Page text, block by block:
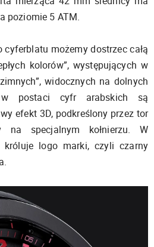
poziomie 5 ATM.
możemy dostrzec całą
kolorów”, występujących w
widocznych na dolnych
w postaci cyfr arabskich są
efekt 3D, podkreślony przez tor
na specjalnym kołnierzu. W
króluje logo marki, czyli czarny